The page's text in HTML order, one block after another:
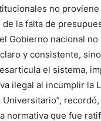
no
la falta de
Gobierno nacional no
y consistente,
el sistema,
ilegal al incumplir la
normativa que fue